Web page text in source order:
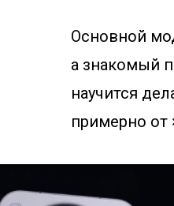
Основной
а знакомый
научится
примерно от